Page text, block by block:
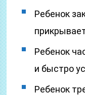
Ребенок
Ребенок
и быстро
Ребенок